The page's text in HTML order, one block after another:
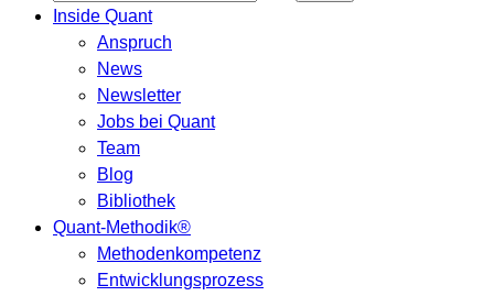
Inside Quant
Anspruch
News
Newsletter
Jobs bei Quant
Team
Blog
Bibliothek
Quant-Methodik®
Methodenkompetenz
Entwicklungsprozess